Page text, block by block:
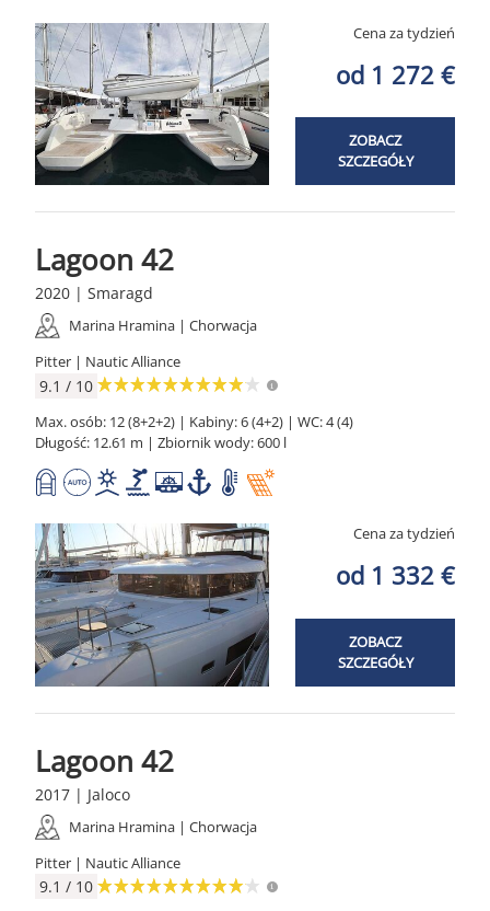
Cena za tydzień
od 1 272 €
ZOBACZ
SZCZEGÓŁY
Lagoon 42
2020 | Smaragd
Marina Hramina | Chorwacja
Pitter | Nautic Alliance
9.1 / 10
Max. osób: 12 (8+2+2) | Kabiny: 6 (4+2) | WC: 4 (4)
Długość: 12.61 m | Zbiornik wody: 600 l
Cena za tydzień
od 1 332 €
ZOBACZ
SZCZEGÓŁY
Lagoon 42
2017 | Jaloco
Marina Hramina | Chorwacja
Pitter | Nautic Alliance
9.1 / 10